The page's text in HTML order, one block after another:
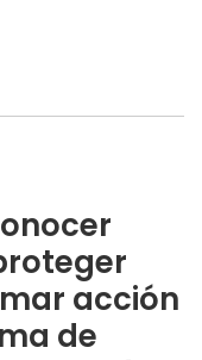
acción
de